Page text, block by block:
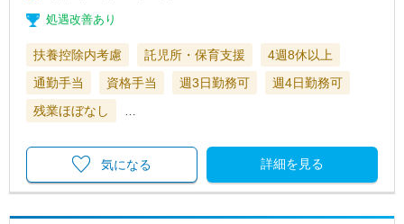
処遇改善あり
扶養控除内考慮 託児所・保育支援
4週8休以上
通勤手当
資格手当 週3日勤務可
週4日勤務可
残業ほぼなし
詳細を見る
気になる